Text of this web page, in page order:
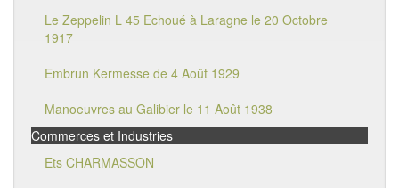
Le Zeppelin L 45 Echoué à Laragne le 20 Octobre
1917
Embrun Kermesse de 4 Août 1929
Manoeuvres au Galibier le 11 Août 1938
Commerces et Industries
Ets CHARMASSON